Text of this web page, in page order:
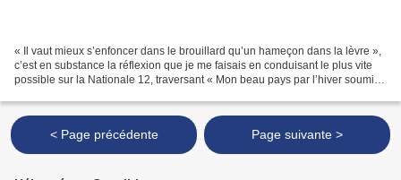
« Il vaut mieux s’enfoncer dans le brouillard qu’un hameçon dans la lèvre »,
c’est en substance la réflexion que je me faisais en conduisant le plus vite
possible sur la Nationale 12, traversant « Mon beau pays par l’hiver soumis
< Page précédente Page suivante >